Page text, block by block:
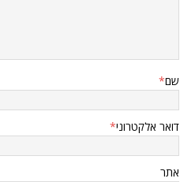
שם*
דואר אלקטרוני*
אתר